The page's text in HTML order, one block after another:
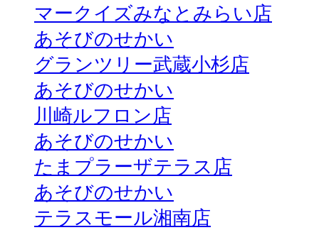
マークイズみなとみらい店
あそびのせかい
グランツリー武蔵小杉店
あそびのせかい
川崎ルフロン店
あそびのせかい
たまプラーザテラス店
あそびのせかい
テラスモール湘南店